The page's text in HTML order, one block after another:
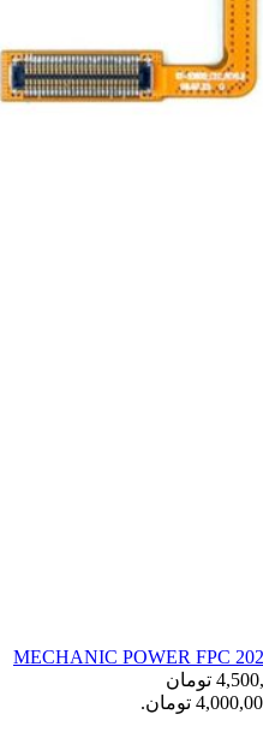
قیمت اصلی: 4,500,000 تومان